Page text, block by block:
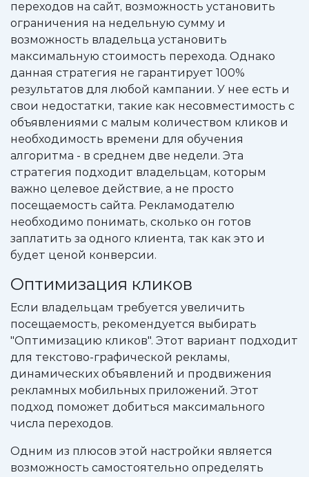
переходов на сайт, возможность установить
ограничения на недельную сумму и
возможность владельца установить
максимальную стоимость перехода. Однако
данная стратегия не гарантирует 100%
результатов для любой кампании. У нее есть и
свои недостатки, такие как несовместимость с
объявлениями с малым количеством кликов и
необходимость времени для обучения
алгоритма - в среднем две недели. Эта
стратегия подходит владельцам, которым
важно целевое действие, а не просто
посещаемость сайта. Рекламодателю
необходимо понимать, сколько он готов
заплатить за одного клиента, так как это и
будет ценой конверсии.
Оптимизация кликов
Если владельцам требуется увеличить
посещаемость, рекомендуется выбирать
"Оптимизацию кликов". Этот вариант подходит
для текстово-графической рекламы,
динамических объявлений и продвижения
рекламных мобильных приложений. Этот
подход поможет добиться максимального
числа переходов.
Одним из плюсов этой настройки является
возможность самостоятельно определять